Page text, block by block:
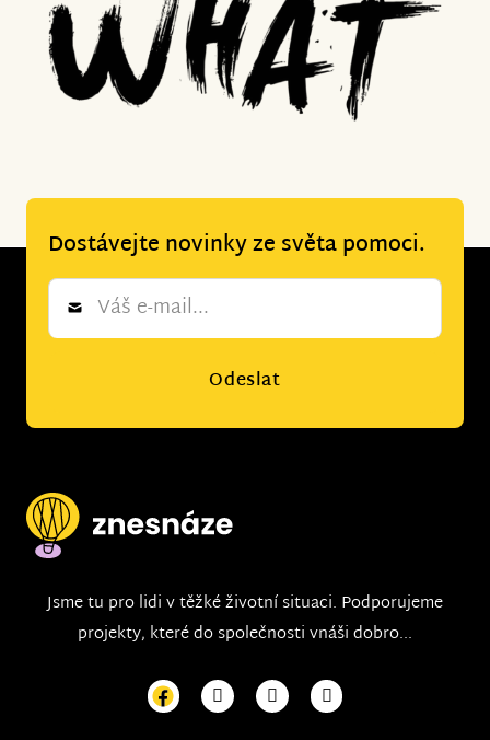
Dostávejte novinky ze světa pomoci.
Newsletter
Odeslat
Jsme tu pro lidi v těžké životní situaci. Podporujeme
projekty, které do společnosti vnáši dobro...